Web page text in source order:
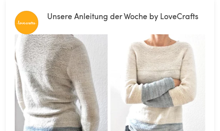
Unsere Anleitung der Woche by LoveCrafts